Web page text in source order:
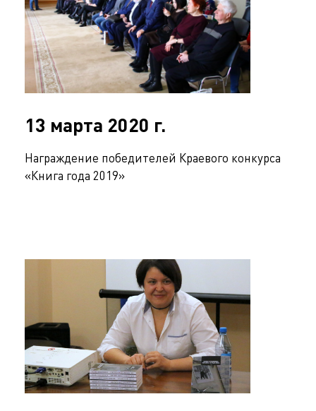
13 марта 2020 г.
Награждение победителей Краевого конкурса
«Книга года 2019»